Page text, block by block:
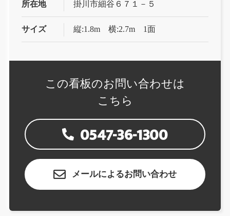
所在地 掛川市細谷６７１－５
サイズ 縦:1.8m 横:2.7m 1面
この看板のお問い合わせは
こちら
0547-36-1300
メールによるお問い合わせ